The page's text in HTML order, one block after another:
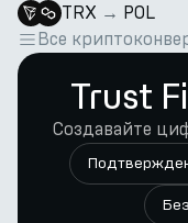
TRX → POL
Все
Trust
Создавайте